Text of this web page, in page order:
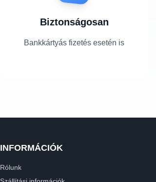
Biztonságosan
Bankkártyás fizetés esetén is
INFORMÁCIÓK
Rólunk